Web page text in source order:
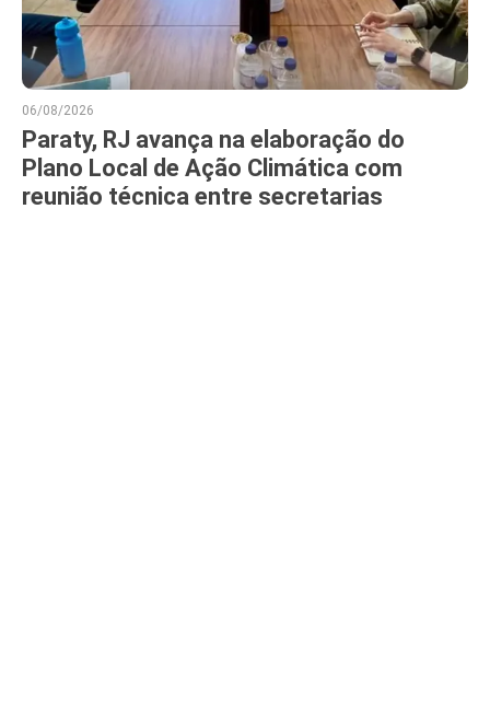
06/08/2026
Paraty, RJ avança na elaboração do
Plano Local de Ação Climática com
reunião técnica entre secretarias